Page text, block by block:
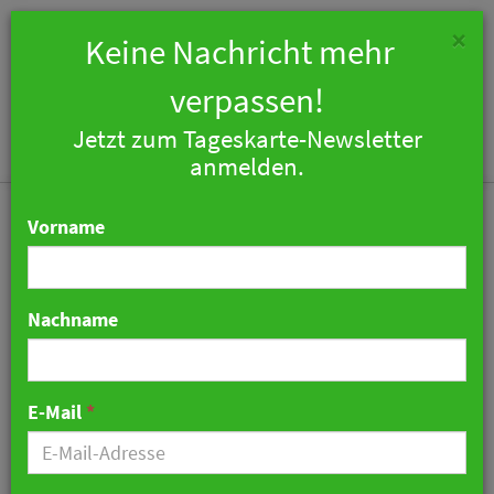
Hamburg: Es darf
geraucht werden
31. August 2012 07:55 Uhr| Politik
×
Keine Nachricht mehr
verpassen!
Jetzt zum Tageskarte-Newsletter
anmelden.
Vorname
Nachname
E-Mail *